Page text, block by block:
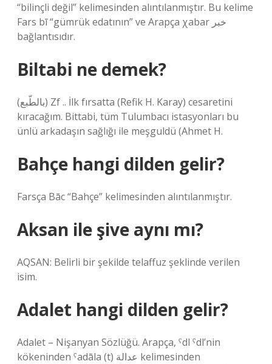
“bilinçli değil” kelimesinden alıntılanmıştır. Bu kelime
Fars bī “gümrük edatının” ve Arapça χabar خبر
bağlantısıdır.
Biltabi ne demek?
(ﺑﺎﻟﻄّﺒﻊ) Zf .. İlk fırsatta (Refik H. Karay) cesaretini
kıracağım. Bittabi, tüm Tulumbacı istasyonları bu
ünlü arkadaşın sağlığı ile meşguldü (Ahmet H.
Bahçe hangi dilden gelir?
Farsça Bāc “Bahçe” kelimesinden alıntılanmıştır.
Aksan ile şive aynı mı?
AQSAN: Belirli bir şekilde telaffuz şeklinde verilen
isim.
Adalet hangi dilden gelir?
Adalet – Nişanyan Sözlüğü. Arapça, ˁdl ˁdl’nin
kökeninden ˁadāla (t) عدالة kelimesinden